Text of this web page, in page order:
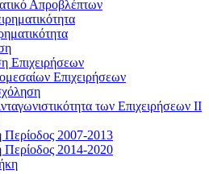
Απροβλέπτων
Επιχειρήσεων
Επιχειρήσεων
των Επιχειρήσεων ΙΙ
Περίοδος 2007-2013
Περίοδος 2014-2020